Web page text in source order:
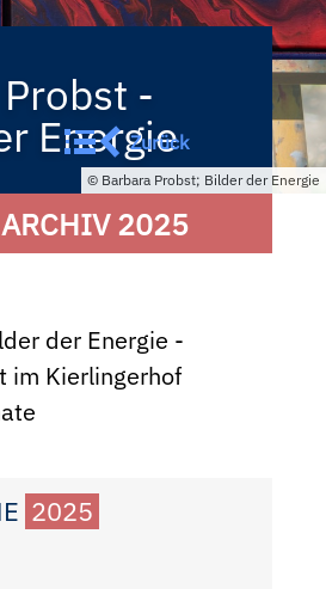
-
Energie
Zurück
ARCHIV 2025
Barbara Probst; Bilder der Energie
der Energie -
im Kierlingerhof
2025